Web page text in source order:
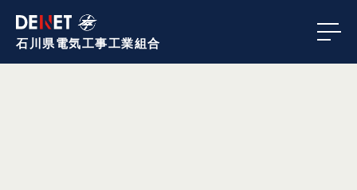
石川県電気工事工業組合